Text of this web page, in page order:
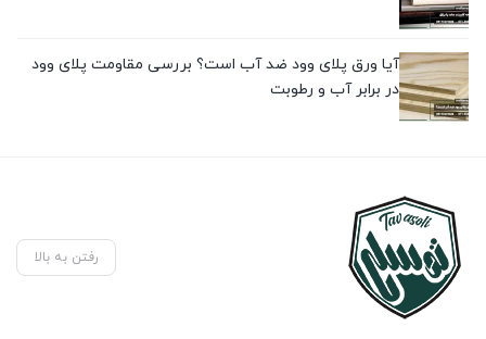
آیا ورق پلای وود ضد آب است؟ بررسی مقاومت پلای وود
در برابر آب و رطوبت
رفتن به بالا